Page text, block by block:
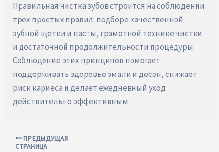
Правильная чистка зубов строится на соблюдении
трех простых правил: подборе качественной
зубной щетки и пасты, грамотной технике чистки
и достаточной продолжительности процедуры.
Соблюдение этих принципов помогает
поддерживать здоровье эмали и десен, снижает
риск кариеса и делает ежедневный уход
действительно эффективным.
Навигация
ПРЕДЫДУЩАЯ
СТРАНИЦА